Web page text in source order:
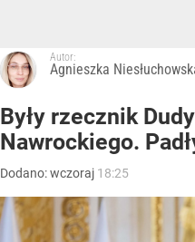
Autor:
Agnieszka
Były rzecznik
Nawrockiego.
Dodano:wczoraj 18:25